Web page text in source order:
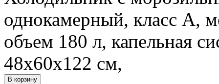
однокамерный, класс А,
объем 180 л, капельная
48x60x122 см,